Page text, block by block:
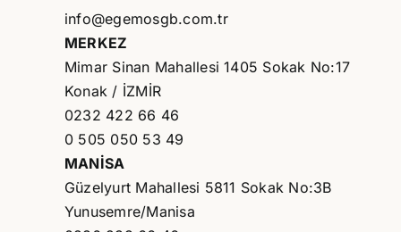
info@egemosgb.com.tr
MERKEZ
Mimar Sinan Mahallesi 1405 Sokak No:17
Konak / İZMİR
0232 422 66 46
0 505 050 53 49
MANİSA
Güzelyurt Mahallesi 5811 Sokak No:3B
Yunusemre/Manisa